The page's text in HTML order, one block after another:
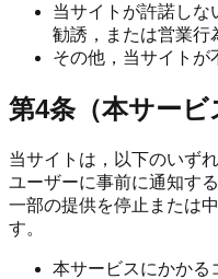
当サイトが許諾しな
勧誘，または営業行
その他，当サイトが
第4条（本サービ
当サイトは，以下のいず
ユーザーに事前に通知す
一部の提供を停止または
す。
本サービスにかかる